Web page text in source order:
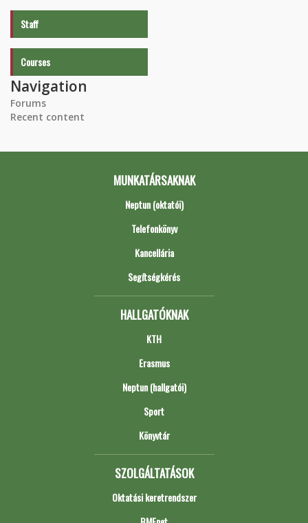
Staff
Courses
Navigation
Forums
Recent content
MUNKATÁRSAKNAK
Neptun (oktatói)
Telefonkönyv
Kancellária
Segítségkérés
HALLGATÓKNAK
KTH
Erasmus
Neptun (hallgatói)
Sport
Könyvtár
SZOLGÁLTATÁSOK
Oktatási keretrendszer